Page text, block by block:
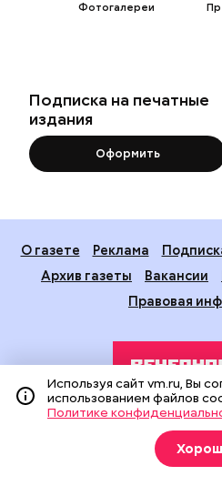
Фотогалереи
Подписка на печатные
издания
Оформить
О газете Реклама
Архив газеты
Вакансии
Правовая
Издание создано при
средств массовой информации и
На сайте применяются
Используя сайт vm.ru, Вы
использованием файлов
Политике